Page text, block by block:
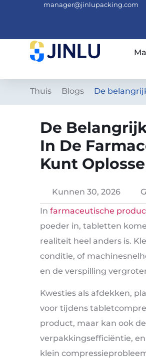
manager@jinlupacking.com
Thuis Blogs De
De
In De
Kunt
Kunnen 30, 2026
In farmaceutische
poeder in, tabletten
realiteit heel anders is.
conditie, of
en de verspilling
Kwesties als afdekken,
voor tijdens
product, maar kan ook
verpakkingsefficiëntie,
klein